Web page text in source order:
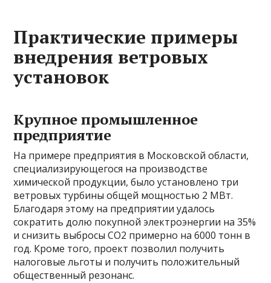
Практические примеры
внедрения ветровых
установок
Крупное промышленное
предприятие
На примере предприятия в Московской области,
специализирующегося на производстве
химической продукции, было установлено три
ветровых турбины общей мощностью 2 МВт.
Благодаря этому на предприятии удалось
сократить долю покупной электроэнергии на 35%
и снизить выбросы CO2 примерно на 6000 тонн в
год. Кроме того, проект позволил получить
налоговые льготы и получить положительный
общественный резонанс.